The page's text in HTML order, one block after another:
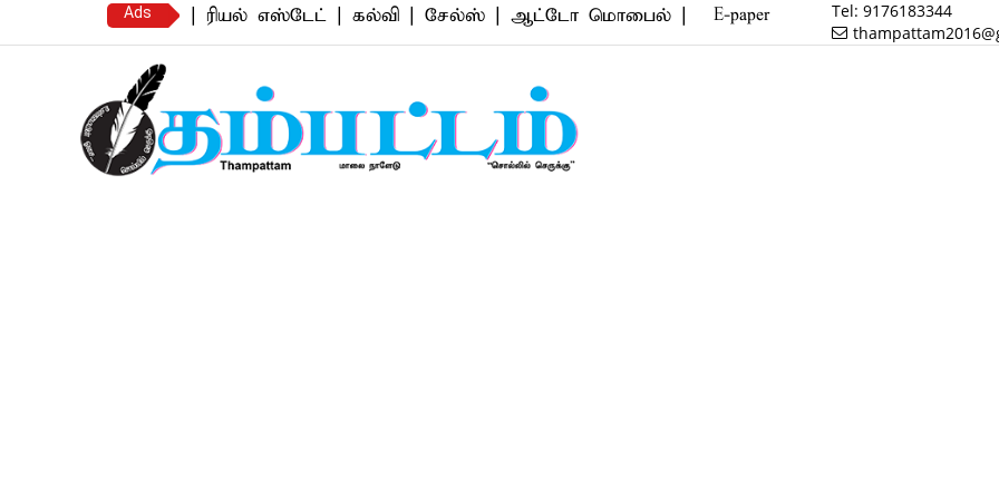
Ads
| ரியல் எஸ்டேட் | கல்வி | சேல்ஸ் | ஆட்டோ மொபைல் | அஸ்ட்ராலஜி | சர்வீஸ் மற்றும் அனைத்துவிதமான
E-paper Tel: 9176183344